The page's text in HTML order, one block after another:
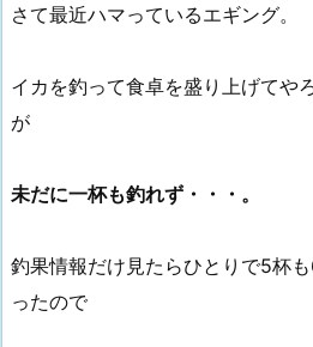
さて最近ハマっているエギング。
イカを釣って食卓を盛り上げてや
が
未だに一杯も釣れず・・・。
釣果情報だけ見たらひとりで5杯
ったので